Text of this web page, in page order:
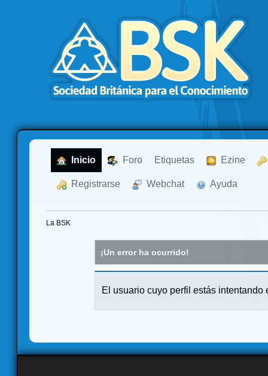
Inicio Foro Etiquetas Ezine
Registrarse Webchat Ayuda
La BSK
¡Un error ha ocurrido!
El usuario cuyo perfil estás intentando